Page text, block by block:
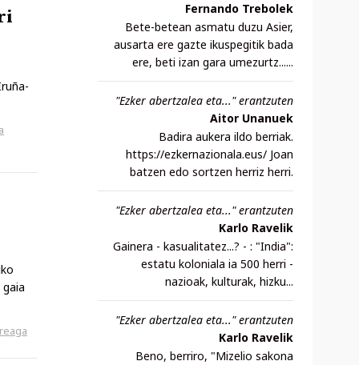
Fernando Trebolek
Bete-betean asmatu duzu Asier,
ausarta ere gazte ikuspegitik bada
ere, beti izan gara umezurtz......
"Ezker abertzalea eta..." erantzuten
Aitor Unanuek
Badira aukera ildo berriak.
https://ezkernazionala.eus/ Joan
batzen edo sortzen herriz herri.
"Ezker abertzalea eta..." erantzuten
Karlo Ravelik
Gainera - kasualitatez...? - : "India":
estatu koloniala ia 500 herri -
nazioak, kulturak, hizku...
"Ezker abertzalea eta..." erantzuten
Karlo Ravelik
Beno, berriro, "Mizelio sakona